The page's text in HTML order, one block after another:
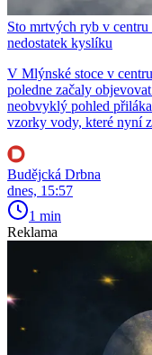
Sto mrtvých ryb v
nedostatek kyslíku
V Mlýnské stoce v
poledne začaly
neobvyklý pohled
vzorky vody, které nyní
Budějcká Drbna
dnes, 15:57
1 min
Reklama